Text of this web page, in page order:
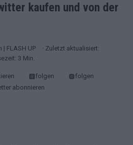
kaufen und von der
| FLASH UP
· Zuletzt aktualisiert:
3 Min.
folgen
folgen
abonnieren